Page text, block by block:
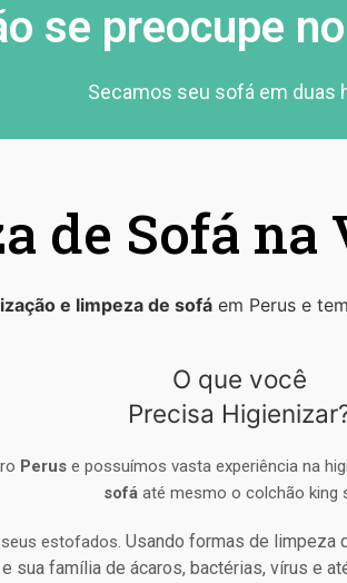
se preocupe
Secamos seu sofá em duas
de Sofá
e limpeza de sofáem Perus e
O que você
Precisa
Perus e possuímos vasta experiência na
sofáaté mesmo o colchão king
estofados. Usando formas de limpeza
e sua família de ácaros, bactérias, vírus e